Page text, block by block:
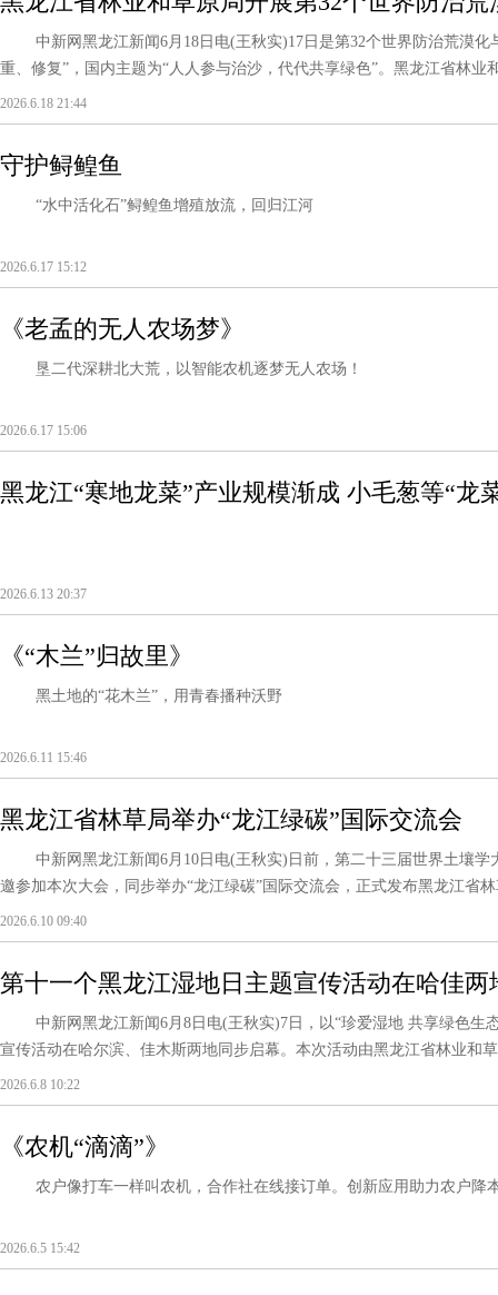
中新网黑龙江新闻6月18日电(王秋实)17日是第32个世界防治荒漠化
重、修复”，国内主题为“人人参与治沙，代代共享绿色”。黑龙江省林
2026.6.18 21:44
守护鲟鳇鱼
“水中活化石”‌鲟鳇鱼增殖放流，回归江河
2026.6.17 15:12
《老孟的无人农场梦》
垦二代深耕北大荒，以智能农机逐梦无人农场！
2026.6.17 15:06
黑龙江“寒地龙菜”产业规模渐成 小毛葱等“龙
2026.6.13 20:37
《“木兰”归故里》
黑土地的“花木兰”，用青春播种沃野
2026.6.11 15:46
黑龙江省林草局举办“龙江绿碳”国际交流会
中新网黑龙江新闻6月10日电(王秋实)日前，第二十三届世界土壤学
邀参加本次大会，同步举办“龙江绿碳”国际交流会，正式发布黑龙江省
2026.6.10 09:40
第十一个黑龙江湿地日主题宣传活动在哈佳两
中新网黑龙江新闻6月8日电(王秋实)7日，以“珍爱湿地 共享绿色生
宣传活动在哈尔滨、佳木斯两地同步启幕。本次活动由黑龙江省林业和
2026.6.8 10:22
《农机“滴滴”》
农户像打车一样叫农机，合作社在线接订单。创新应用助力农户降
2026.6.5 15:42